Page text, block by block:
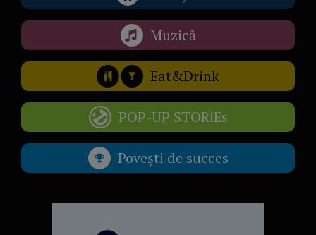
Muzică
Eat&Drink
POP-UP STORiEs
Povești de succes